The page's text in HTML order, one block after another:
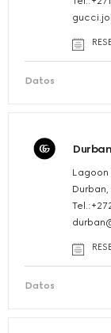
Datos
Durban
Lagoon
Datos